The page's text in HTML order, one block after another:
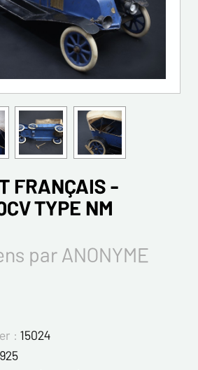
FRANÇAIS -
TYPE NM
par ANONYME
: 15024